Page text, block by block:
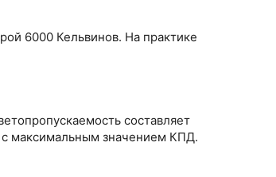
6000 Кельвинов. На практике
составляет
с максимальным значением КПД.